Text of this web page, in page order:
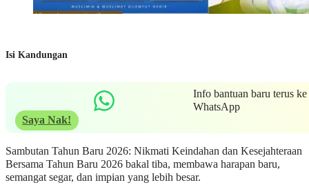
Isi Kandungan
Info bantuan baru terus ke
WhatsApp
Saya Nak!
Sambutan Tahun Baru 2026: Nikmati Keindahan dan Kesejahteraan
Bersama Tahun Baru 2026 bakal tiba, membawa harapan baru,
semangat segar, dan impian yang lebih besar.